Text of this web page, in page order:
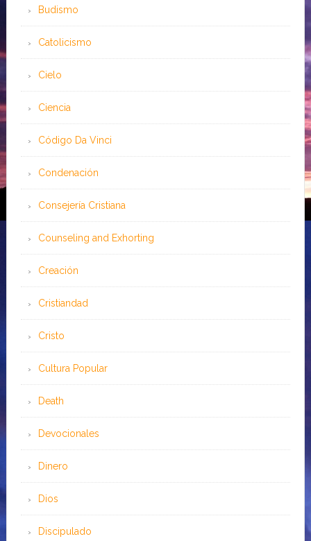
Budismo
Catolicismo
Cielo
Ciencia
Código Da Vinci
Condenación
Consejería Cristiana
Counseling and Exhorting
Creación
Cristiandad
Cristo
Cultura Popular
Death
Devocionales
Dinero
Dios
Discipulado